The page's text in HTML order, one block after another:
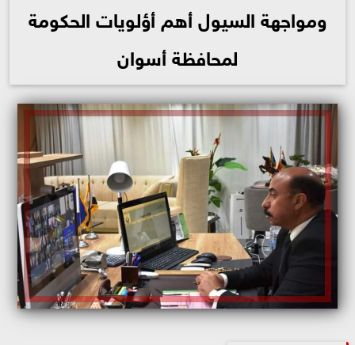
ومواجهة السيول أهم أؤلويات الحكومة
لمحافظة أسوان